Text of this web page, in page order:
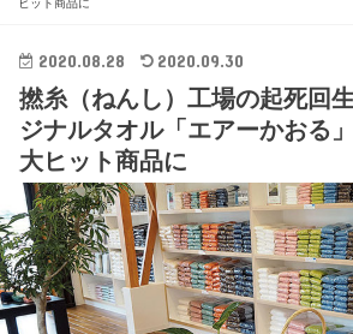
ヒット商品に
2020.08.28 2020.09.30
撚糸（ねんし）工場の起死回
ジナルタオル「エアーかおる
大ヒット商品に